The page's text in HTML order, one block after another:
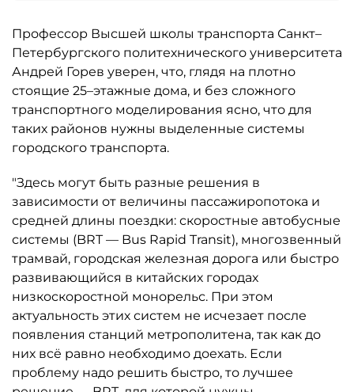
Профессор Высшей школы транспорта Санкт–
Петербургского политехнического университета
Андрей Горев уверен, что, глядя на плотно
стоящие 25–этажные дома, и без сложного
транспортного моделирования ясно, что для
таких районов нужны выделенные системы
городского транспорта.
"Здесь могут быть разные решения в
зависимости от величины пассажиропотока и
средней длины поездки: скоростные автобусные
системы (BRT — Bus Rapid Transit), многозвенный
трамвай, городская железная дорога или быстро
развивающийся в китайских городах
низкоскоростной монорельс. При этом
актуальность этих систем не исчезает после
появления станций метрополитена, так как до
них всё равно необходимо доехать. Если
проблему надо решить быстро, то лучшее